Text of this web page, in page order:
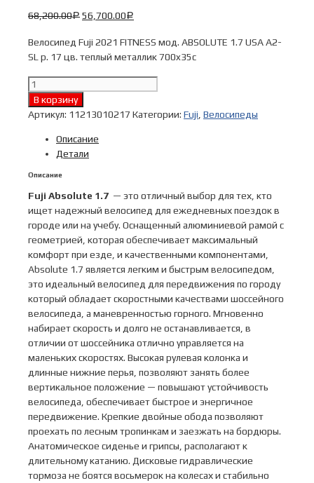
68,200.00Р 56,700.00 Р
Велосипед Fuji 2021 FITNESS мод. ABSOLUTE 1.7 USA A2-
SL р. 17 цв. теплый металлик 700x35c
Количество
Велосипед
Fuji
FITNESS
мод.
ABSOLUTE
USA
A2-
SL
р.
17
цв.
теплый
металлик
700x35c
В корзину
Артикул: 11213010217 Категории: Fuji Велосипеды
Описание
Детали
Описание
Fuji Absolute 1.7 — это отличный выбор для тех, кто
ищет надежный велосипед для ежедневных поездок в
городе или на учебу. Оснащенный алюминиевой рамой с
геометрией, которая обеспечивает максимальный
комфорт при езде, и качественными компонентами,
Absolute 1.7 является легким и быстрым велосипедом,
это идеальный велосипед для передвижения по городу
который обладает скоростными качествами шоссейного
велосипеда, а маневренностью горного. Мгновенно
набирает скорость и долго не останавливается, в
отличии от шоссейника отлично управляется на
маленьких скоростях. Высокая рулевая колонка и
длинные нижние перья, позволяют занять более
вертикальное положение — повышают устойчивость
велосипеда, обеспечивает быстрое и энергичное
передвижение. Крепкие двойные обода позволяют
проехать по лесным тропинкам и заезжать на бордюры.
Анатомическое сиденье и грипсы, располагают к
длительному катанию. Дисковые гидравлические
тормоза не боятся восьмерок на колесах и стабильно